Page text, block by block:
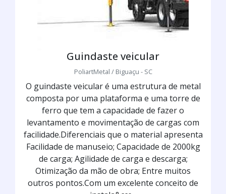
Guindaste veicular
PoliartMetal / Biguaçu - SC
O guindaste veicular é uma estrutura de metal
composta por uma plataforma e uma torre de
ferro que tem a capacidade de fazer o
levantamento e movimentação de cargas com
facilidade.Diferenciais que o material apresenta
Facilidade de manuseio; Capacidade de 2000kg
de carga; Agilidade de carga e descarga;
Otimização da mão de obra; Entre muitos
outros pontos.Com um excelente conceito de